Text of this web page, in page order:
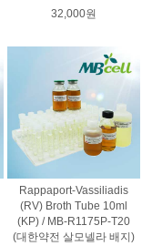
32,000원
Rappaport-Vassiliadis
(RV) Broth Tube 10ml
(KP) / MB-R1175P-T20
(대한약전 살모넬라 배지)